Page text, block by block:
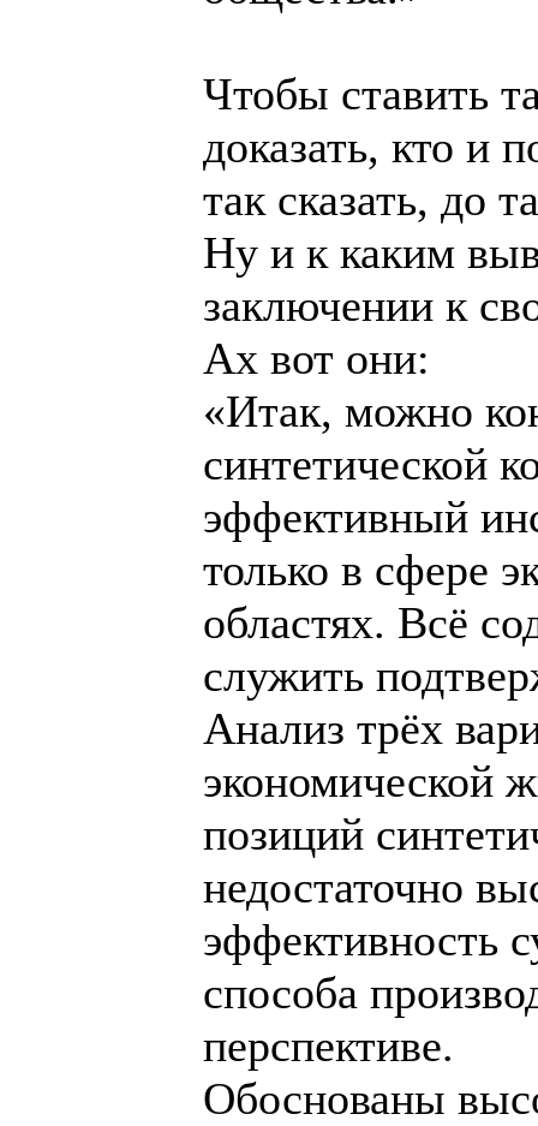
Чтобы ставить
доказать, кто и
так сказать, до
Ну и к каким
заключении к
Ах вот они:
«Итак, можно
синтетической
эффективный
только в сфере
областях. Всё
служить
Анализ трёх
экономической
позиций
недостаточно
эффективность
способа
перспективе.
Обоснованы